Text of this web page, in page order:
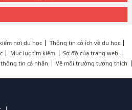
nơi du học
Thông tin có ích về du học
Mục lục tìm kiếm
Sơ đồ của trang web
tin cá nhân Về môi trường tương thích